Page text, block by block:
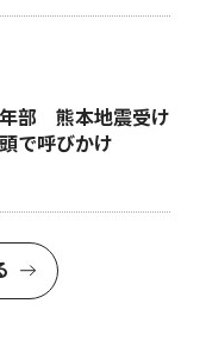
部 熊本地震受け
で呼びかけ